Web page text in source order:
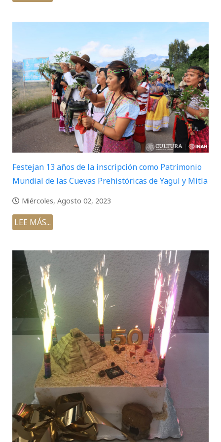
Festejan 13 años de la inscripción como Patrimonio
Mundial de las Cuevas Prehistóricas de Yagul y Mitla
Miércoles, Agosto 02, 2023
LEE MÁS...